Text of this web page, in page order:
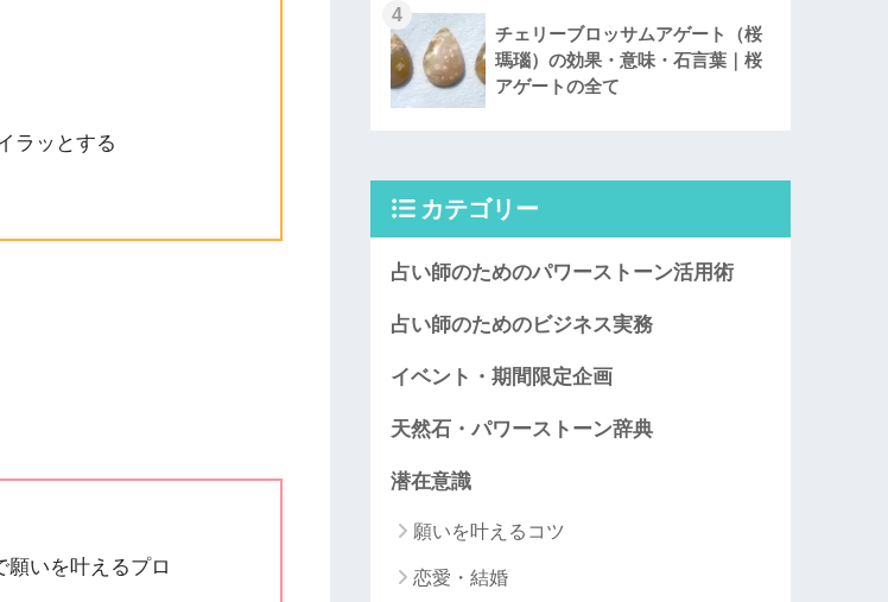
ラッとする
願いを叶えるプロ
4
チェリーブロッサムアゲート（桜
瑪瑙）の効果・意味・石言葉｜桜
アゲートの全て
カテゴリー
占い師のためのパワーストーン活用術
占い師のためのビジネス実務
イベント・期間限定企画
天然石・パワーストーン辞典
潜在意識
願いを叶えるコツ
恋愛・結婚